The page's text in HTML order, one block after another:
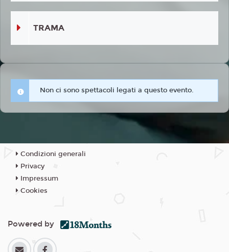
TRAMA
Non ci sono spettacoli legati a questo evento.
Condizioni generali
Privacy
Impressum
Cookies
Powered by